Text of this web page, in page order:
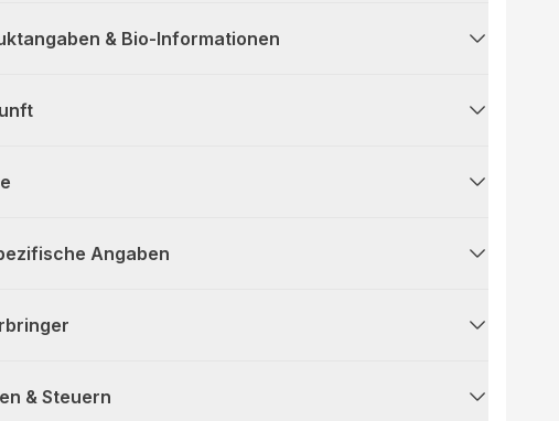
& Bio-Informationen
Angaben
& Steuern